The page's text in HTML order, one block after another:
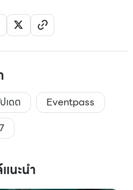
เดต
Eventpass
นะนำ